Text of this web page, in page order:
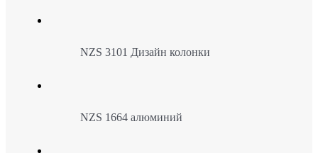
NZS 3101 Дизайн колонки
NZS 1664 алюминий